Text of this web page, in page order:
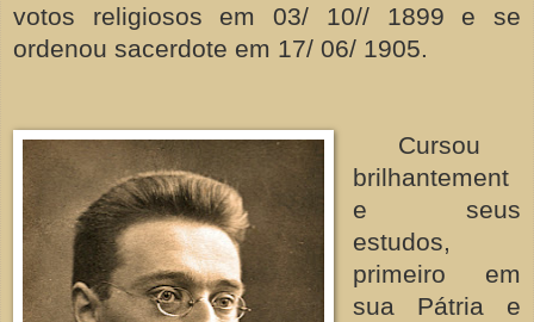
votos religiosos em 03/ 10// 1899 e se
ordenou sacerdote em 17/ 06/ 1905.
Cursou
brilhantement
e seus
estudos,
primeiro em
sua Pátria e